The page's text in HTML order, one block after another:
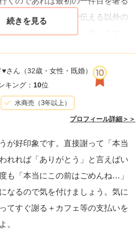
るとか、直接言葉で伝える以外の
すというのもありだと思います。
思います。
伝わると思います。
♥さん （32歳・女性・既婚）
キング： 10位
水商売（3年以上）
プロフィール詳細＞＞
が好印象です。直接謝って「本当
れれば「ありがとう」と言えばい
も「本当にこの前はごめんね…」
なるので気を付けましょう。気に
てすぐ謝る＋カフェ等の支払いを
。